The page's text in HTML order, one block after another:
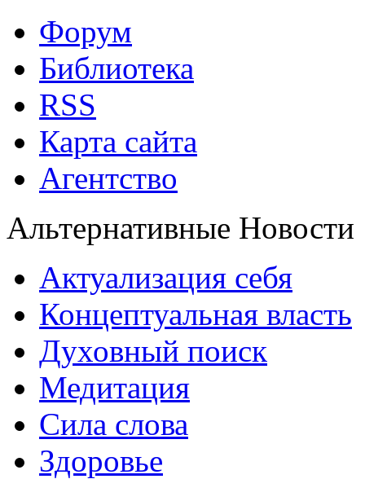
Форум
Библиотека
RSS
Карта сайта
Агентство
Альтернативные Новости
Актуализация себя
Концептуальная власть
Духовный поиск
Медитация
Сила слова
Здоровье